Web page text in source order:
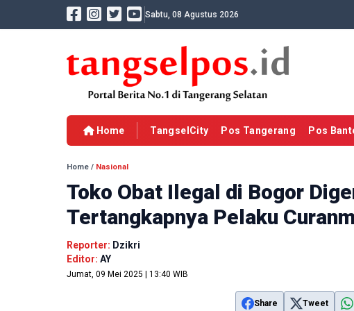
Sabtu, 08 Agustus 2026
Home TangselCity Pos Tangerang Pos
Home / Nasional
Toko Obat Ilegal di Bogor
Tertangkapnya Pelaku
Reporter: Dzikri
Editor: AY
Jumat, 09 Mei 2025 | 13:40 WIB
Share Tweet